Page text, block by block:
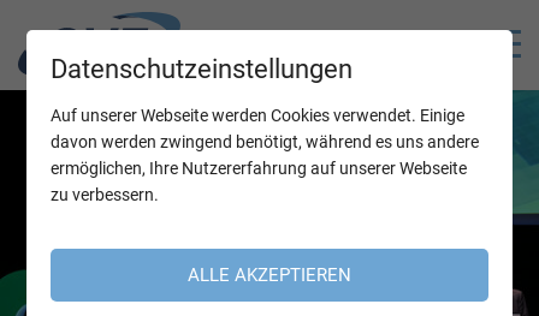
Datenschutzeinstellungen
Auf unserer Webseite werden Cookies verwendet. Einige
davon werden zwingend benötigt, während es uns andere
ermöglichen, Ihre Nutzererfahrung auf unserer Webseite
zu verbessern.
ALLE AKZEPTIEREN